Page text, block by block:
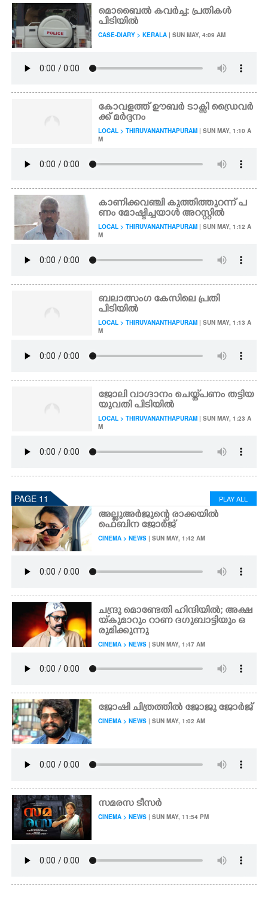
മൊബൈൽ കവർച്ച: പ്രതികൾ
പിടിയിൽ
CASE-DIARY > KERALA | SUN MAY, 4:09 AM
കോവളത്ത് ഊബർ ടാക്സി ഡ്രൈവർ
ക്ക് മർദ്ദനം
LOCAL > THIRUVANANTHAPURAM | SUN MAY, 1:10 A
M
കാണിക്കവഞ്ചി കുത്തിത്തുറന്ന് പ
ണം മോഷ്ടിച്ചയാൾ അറസ്റ്റിൽ
LOCAL > THIRUVANANTHAPURAM | SUN MAY, 1:12 A
M
ബലാത്സംഗ കേസിലെ പ്രതി
പിടിയിൽ
LOCAL > THIRUVANANTHAPURAM | SUN MAY, 1:13 A
M
ജോലി വാഗ്ദാനം ചെയ്ത് പണം തട്ടിയ
യുവതി പിടിയിൽ
LOCAL > THIRUVANANTHAPURAM | SUN MAY, 1:23 A
M
PAGE 11 PLAY ALL
അല്ലുഅർജുന്റെ രാക്കയിൽ
ഫെബിന ജോർജ്
CINEMA > NEWS | SUN MAY, 1:42 AM
ചന്ദ്രു മൊണ്ടേതി ഹിന്ദിയിൽ; അക്ഷ
യ്‌കുമാറും റാണ ദഗുബാട്ടിയും ഒ
രുമിക്കുന്നു
CINEMA > NEWS | SUN MAY, 1:47 AM
ജോഷി ചിത്രത്തിൽ ജോജു ജോർജ്
CINEMA > NEWS | SUN MAY, 1:02 AM
സമരസ ടീസർ
CINEMA > NEWS | SUN MAY, 11:54 PM